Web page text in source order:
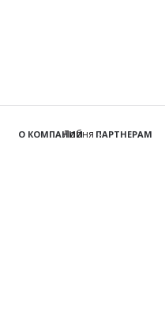
Лобня
О КОМПАНИИ ПАРТНЕРАМ